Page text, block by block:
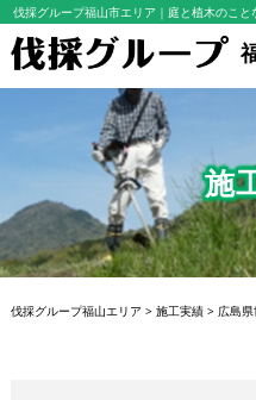
伐採グループ福山市エリア ｜庭と植木のこ
施
伐採グループ福山エリア > 施工実績> 広島